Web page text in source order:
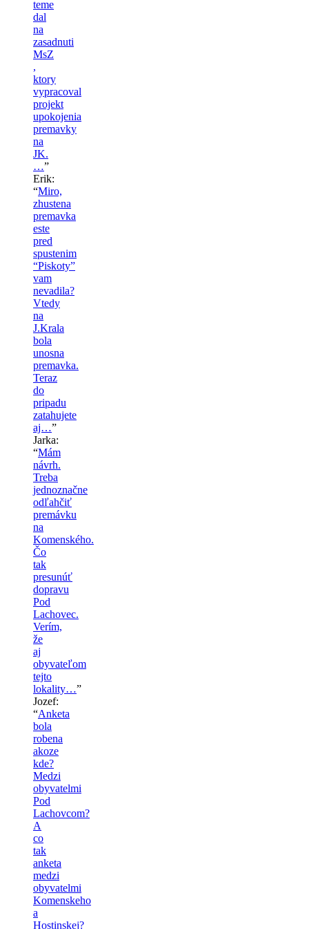
teme
dal
na
zasadnuti
MsZ
,
ktory
vypracoval
projekt
upokojenia
premavky
na
JK.
…”
Erik:
“Miro,
zhustena
premavka
este
pred
spustenim
“Piskoty”
vam
nevadila?
Vtedy
na
J.Krala
bola
unosna
premavka.
Teraz
do
pripadu
zatahujete
aj…”
Jarka:
“Mám
návrh.
Treba
jednoznačne
odľahčiť
premávku
na
Komenského.
Čo
tak
presunúť
dopravu
Pod
Lachovec.
Verím,
že
aj
obyvateľom
tejto
lokality…”
Jozef:
“Anketa
bola
robena
akoze
kde?
Medzi
obyvatelmi
Pod
Lachovcom?
A
co
tak
anketa
medzi
obyvatelmi
Komenskeho
a
Hostinskej?